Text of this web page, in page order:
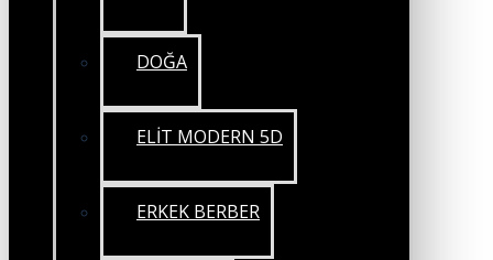
DOĞA
ELİT MODERN 5D
ERKEK BERBER